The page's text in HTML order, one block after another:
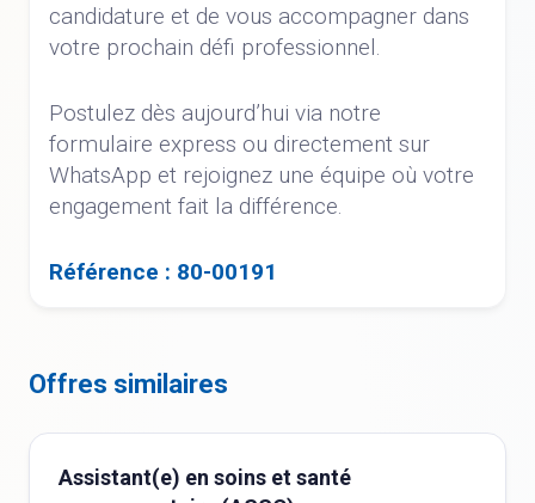
candidature et de vous accompagner dans
votre prochain défi professionnel.
Postulez dès aujourd’hui via notre
formulaire express ou directement sur
WhatsApp et rejoignez une équipe où votre
engagement fait la différence.
Référence : 80-00191
Offres similaires
Assistant(e) en soins et santé